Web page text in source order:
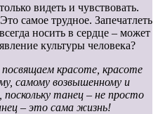
видеть и чувствовать.
самое трудное. Запечатлеть
носить в сердце – может
культуры человека?
красоте, красоте
самому возвышенному и
поскольку танец – не просто
– это сама жизнь!